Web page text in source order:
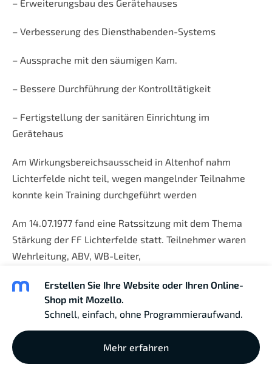
– Erweiterungsbau des Gerätehauses
– Verbesserung des Diensthabenden-Systems
– Aussprache mit den säumigen Kam.
– Bessere Durchführung der Kontrolltätigkeit
– Fertigstellung der sanitären Einrichtung im
Gerätehaus
Am Wirkungsbereichsausscheid in Altenhof nahm
Lichterfelde nicht teil, wegen mangelnder Teilnahme
konnte kein Training durchgeführt werden
Am 14.07.1977 fand eine Ratssitzung mit dem Thema
Stärkung der FF Lichterfelde statt. Teilnehmer waren
Wehrleitung, ABV, WB-Leiter,
Abt. Ltr. Feuerwehr Hptm. Tluck
Kreisbrandschutzbeauftragter.
Es wurde festgestellt, daß die Betriebe die
Unterstützung nicht gewähren und die Arbeit in der FF
unterschätzen. Der Rat will mit Hilfe der ansässigen
Erstellen Sie Ihre Website oder Ihren Online-
Shop mit Mozello.
Schnell, einfach, ohne Programmieraufwand.
Mehr erfahren